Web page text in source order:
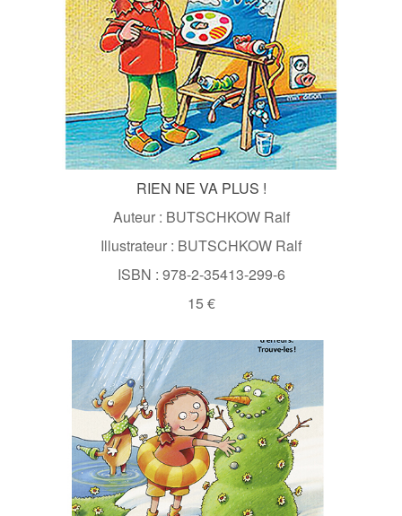
RIEN NE VA PLUS !
Auteur : BUTSCHKOW Ralf
Illustrateur : BUTSCHKOW Ralf
ISBN : 978-2-35413-299-6
15 €